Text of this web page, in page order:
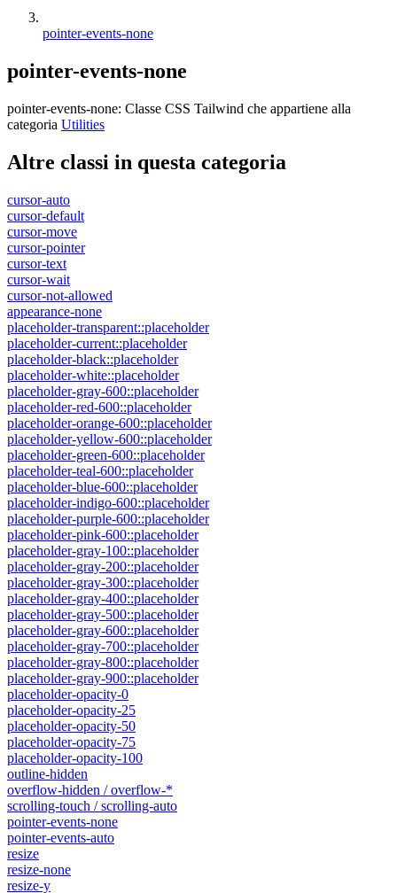
pointer-events-none
pointer-events-none
pointer-events-none: Classe CSS Tailwind che appartiene alla
categoria Utilities
Altre classi in questa categoria
cursor-auto
cursor-default
cursor-move
cursor-pointer
cursor-text
cursor-wait
cursor-not-allowed
appearance-none
placeholder-transparent::placeholder
placeholder-current::placeholder
placeholder-black::placeholder
placeholder-white::placeholder
placeholder-gray-600::placeholder
placeholder-red-600::placeholder
placeholder-orange-600::placeholder
placeholder-yellow-600::placeholder
placeholder-green-600::placeholder
placeholder-teal-600::placeholder
placeholder-blue-600::placeholder
placeholder-indigo-600::placeholder
placeholder-purple-600::placeholder
placeholder-pink-600::placeholder
placeholder-gray-100::placeholder
placeholder-gray-200::placeholder
placeholder-gray-300::placeholder
placeholder-gray-400::placeholder
placeholder-gray-500::placeholder
placeholder-gray-600::placeholder
placeholder-gray-700::placeholder
placeholder-gray-800::placeholder
placeholder-gray-900::placeholder
placeholder-opacity-0
placeholder-opacity-25
placeholder-opacity-50
placeholder-opacity-75
placeholder-opacity-100
outline-hidden
overflow-hidden / overflow-*
scrolling-touch / scrolling-auto
pointer-events-none
pointer-events-auto
resize
resize-none
resize-y